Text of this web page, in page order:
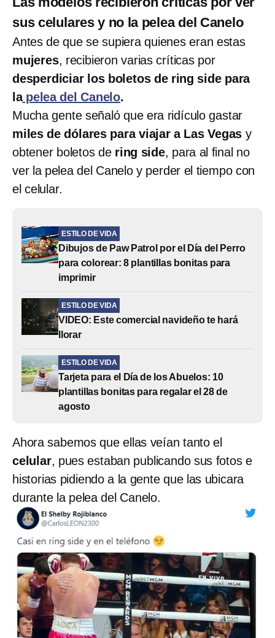
sus celulares y no la pelea del Canelo
Antes de que se supiera quienes eran estas
mujeres, recibieron varias críticas por
desperdiciar los boletos de ring side para
lapelea del Canelo.
Mucha gente señaló que era ridículo gastar
miles de dólares para viajar a Las Vegas y
obtener boletos de ring side, para al final no
ver la pelea del Canelo y perder el tiempo con
el celular.
ESTILO DE VIDA
Dibujos de Paw Patrol por el Día del Perro
para colorear: 8 plantillas bonitas para
imprimir
ESTILO DE VIDA
VIDEO: Este comercial navideño te hará
llorar
ESTILO DE VIDA
Tarjeta para el Día de los Abuelos: 10
plantillas bonitas para regalar el 28 de
agosto
Ahora sabemos que ellas veían tanto el
celular, pues estaban publicando sus fotos e
historias pidiendo a la gente que las ubicara
durante la pelea del Canelo.